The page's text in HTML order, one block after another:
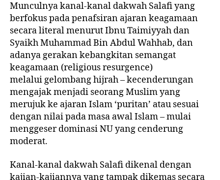
Munculnya kanal-kanal dakwah Salafiyang
berfokus padapenafsiran ajaran keagamaan
secara literal menurut Ibnu Taimiyyah dan
Syaikh Muhammad Bin Abdul Wahhab, dan
adanya gerakan kebangkitan semangat
keagamaan (religious resurgence)
melaluigelombang hijrah– kecenderungan
mengajak menjadi seorang Muslim yang
merujuk ke ajaran Islam ‘puritan’ atau sesuai
dengan nilai pada masa awal Islam – mulai
menggeser dominasi NU yang cenderung
moderat.
Kanal-kanal dakwah Salafi dikenal dengan
kajian-kajiannya yang tampak dikemas secara